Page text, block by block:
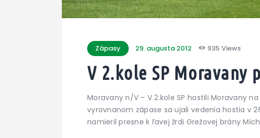
Zápasy 29. augusta 2012 935 Views
V 2.kole SP Moravany
Moravany n/V – V 2.kole SP hostili Moravany na
vyrovnanom zápase sa ujali vedenia hostia v
namieril presne k ľavej žrdi Grežovej brány